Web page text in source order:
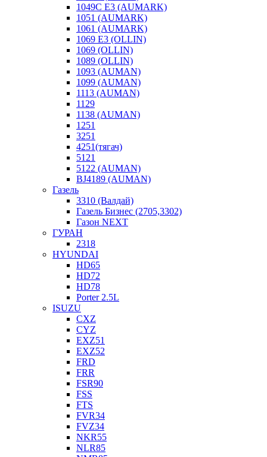
1049С E3 (AUMARK)
1051 (AUMARK)
1061 (AUMARK)
1069 E3 (OLLIN)
1069 (OLLIN)
1089 (OLLIN)
1093 (AUMAN)
1099 (AUMAN)
1113 (AUMAN)
1129
1138 (AUMAN)
1251
3251
4251(тягач)
5121
5122 (AUMAN)
BJ4189 (AUMAN)
Газель
3310 (Валдай)
Газель Бизнес (2705,3302)
Газон NEXT
ГУРАН
2318
HYUNDAI
HD65
HD72
HD78
Porter 2.5L
ISUZU
CXZ
CYZ
EXZ51
EXZ52
FRD
FRR
FSR90
FSS
FTS
FVR34
FVZ34
NKR55
NLR85